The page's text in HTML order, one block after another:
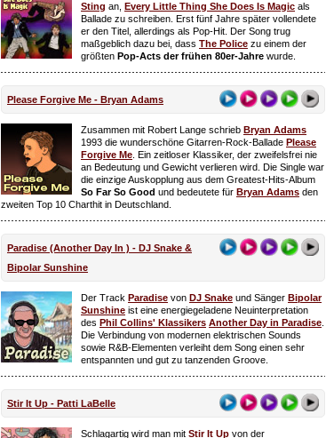
Sting an, Every Little Thing She Does Is Magic als
Ballade zu schreiben. Erst fünf Jahre später vollendete
er den Titel, allerdings als Pop-Hit. Der Song trug
maßgeblich dazu bei, dass The Police zu einem der
größten Pop-Acts der frühen 80er-Jahre wurde.
Please Forgive Me - Bryan Adams
Zusammen mit Robert Lange schrieb Bryan Adams
1993 die wunderschöne Gitarren-Rock-Ballade Please
Forgive Me . Ein zeitloser Klassiker, der zweifelsfrei nie
an Bedeutung und Gewicht verlieren wird. Die Single war
die einzige Auskopplung aus dem Greatest-Hits-Album
So Far So Good und bedeutete für Bryan Adams den
zweiten Top 10 Charthit in Deutschland.
Paradise (Another Day In ) - DJ Snake &
Bipolar Sunshine
Der Track Paradise von DJ Snake und Sänger Bipolar
Sunshine ist eine energiegeladene Neuinterpretation
des Phil Collins' Klassikers Another Day in Paradise
Die Verbindung von modernen elektrischen Sounds
sowie R&B-Elementen verleiht dem Song einen sehr
entspannten und gut zu tanzenden Groove.
Stir It Up - Patti LaBelle
Schlagartig wird man mit Stir It Up von der